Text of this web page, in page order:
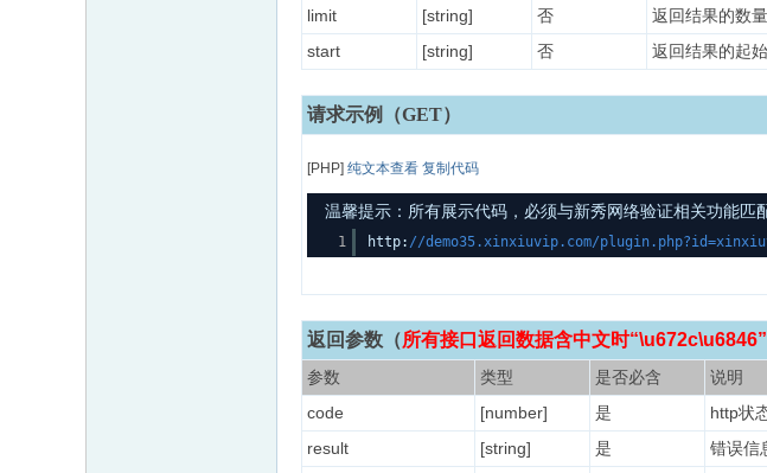
limit
[string] 否 返回结果的数
start
[string] 否 返回结果的起
请求示例（GET）
[PHP] 纯文本查看 复制代码
温馨提示：所有展示代码，必须与新秀网络验证相关功能
1 http: //demo35.xinxiuvip.com/
返回参数 （所有接口返回数据含中文时
参数 类型 是否必含 说明
code
[number] 是 http状
result
[string] 是 错误信